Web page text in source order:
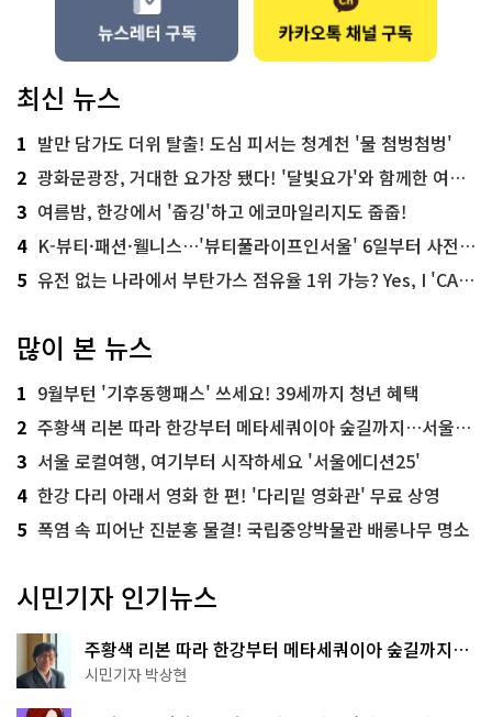
최신 뉴스
1 발만 담가도 더위 탈출! 도심 피서는 청계천 '물 첨벙첨벙'
2 광화문광장, 거대한 요가장 됐다! '달빛요가'와 함께한 여름밤 힐링
3 여름밤, 한강에서 '줍깅'하고 에코마일리지도 줍줍!
4 K-뷰티·패션·웰니스…'뷰티풀라이프인서울' 6일부터 사전 예약
5 유전 없는 나라에서 부탄가스 점유율 1위 가능? Yes, I 'CAN'
많이 본 뉴스
1 9월부턴 '기후동행패스' 쓰세요! 39세까지 청년 혜택
2 주황색 리본 따라 한강부터 메타세쿼이아 숲길까지…서울둘레길 15코스
3 서울 로컬여행, 여기부터 시작하세요 '서울에디션25'
4 한강 다리 아래서 영화 한 편! '다리밑 영화관' 무료 상영
5 폭염 속 피어난 진분홍 물결! 국립중앙박물관 배롱나무 명소
시민기자 인기뉴스
주황색 리본 따라 한강부터 메타세쿼이아 숲길까지…
서울둘레길 15코스
시민기자 박상현